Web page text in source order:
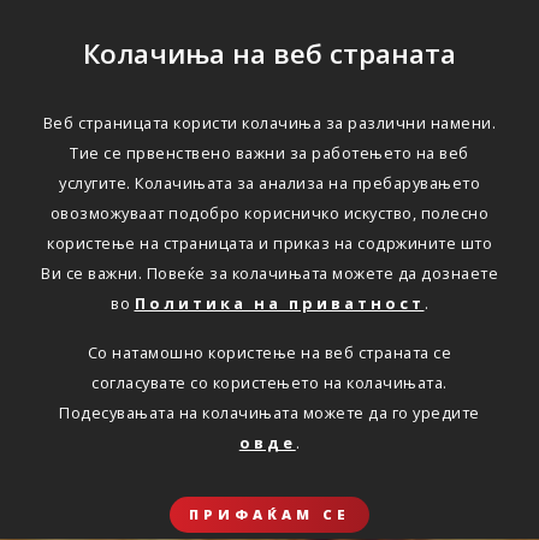
Колачиња на веб страната
Веб страницата користи колачиња за различни намени.
Тие се првенствено важни за работењето на веб
услугите. Колачињата за анализа на пребарувањето
овозможуваат подобро корисничко искуство, полесно
користење на страницата и приказ на содржините што
Ви се важни. Повеќе за колачињата можете да дознаете
во Политика на приватност .
Со натамошно користење на веб страната се
согласувате со користењето на колачињата.
Подесувањата на колачињата можете да го уредите
овде .
ПРИФАЌАМ СЕ